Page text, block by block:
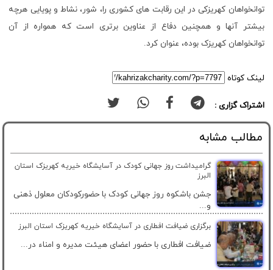
توانخواهان کهریزکی در این رقابت های کشوری را، شور، نشاط و پویایی هرچه
بیشتر آنها و همچنین دفاع از عناوین برتری است که همواره از آن
توانخواهان کهریزک بوده، عنوان کرد.
لینک کوتاه
اشتراک گزاری :
مطالب مشابه
گرامیداشت روز جهانی کودک در آسایشگاه خیریه کهریزک استان
البرز
جشن باشکوه روز جهانی کودک با حضورکودکان معلول ذهنی
و...
برگزاری ضیافت افطاری در آسایشگاه خیریه کهریزک استان البرز
ضیافت افطاری با حضور اعضای هیئت مدیره و امناء در...